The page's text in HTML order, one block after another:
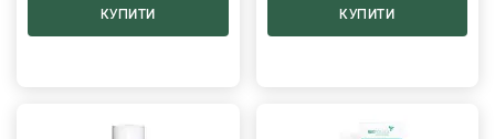
КУПИТИ КУПИТИ